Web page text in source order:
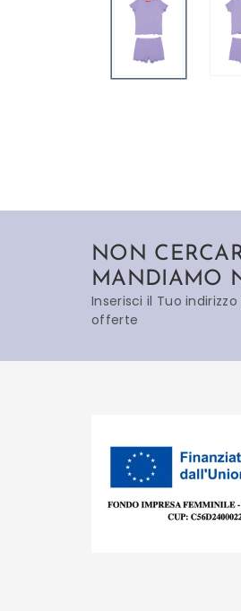
NON
MANDIAMO
Inserisci il Tuo
offerte